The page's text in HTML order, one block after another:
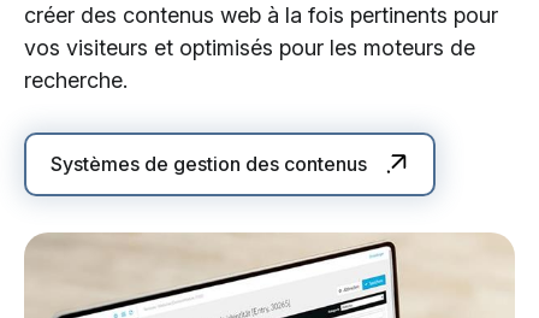
créer des contenus web à la fois pertinents pour
vos visiteurs et optimisés pour les moteurs de
recherche.
Systèmes de gestion des contenus